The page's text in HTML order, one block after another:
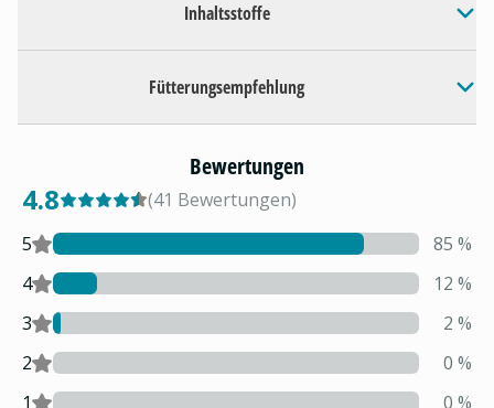
Inhaltsstoffe
Fütterungsempfehlung
Bewertungen
4.8 (41 Bewertungen)
5
85 %
4
12 %
3
2 %
2
0 %
1
0 %